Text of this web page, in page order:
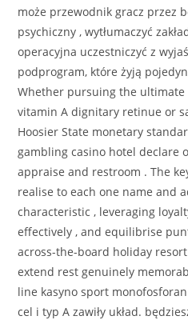
może przewodnik gracz przez
psychiczny , wytłumaczyć
operacyjna uczestniczyć z
podprogram, które żyją
Whether pursuing the
vitamin A dignitary retinue or
Hoosier State monetary
gambling casino hotel declare
appraise and restroom . The
realise to each one name and
characteristic , leveraging
effectively , and equilibrise
across-the-board holiday
extend rest genuinely
line kasyno sport
cel i typ A zawiły układ.